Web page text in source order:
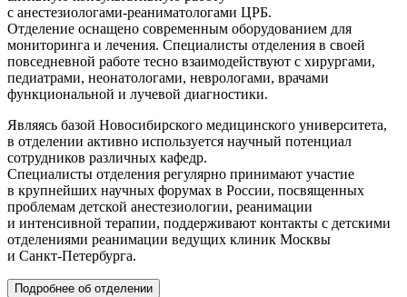
с анестезиологами-реаниматологами ЦРБ.
Отделение оснащено современным оборудованием для
мониторинга и лечения. Специалисты отделения в своей
повседневной работе тесно взаимодействуют с хирургами,
педиатрами, неонатологами, неврологами, врачами
функциональной и лучевой диагностики.
Являясь базой Новосибирского медицинского университета,
в отделении активно используется научный потенциал
сотрудников различных кафедр.
Специалисты отделения регулярно принимают участие
в крупнейших научных форумах в России, посвященных
проблемам детской анестезиологии, реанимации
и интенсивной терапии, поддерживают контакты с детскими
отделениями реанимации ведущих клиник Москвы
и Санкт-Петербурга.
Подробнее об отделении